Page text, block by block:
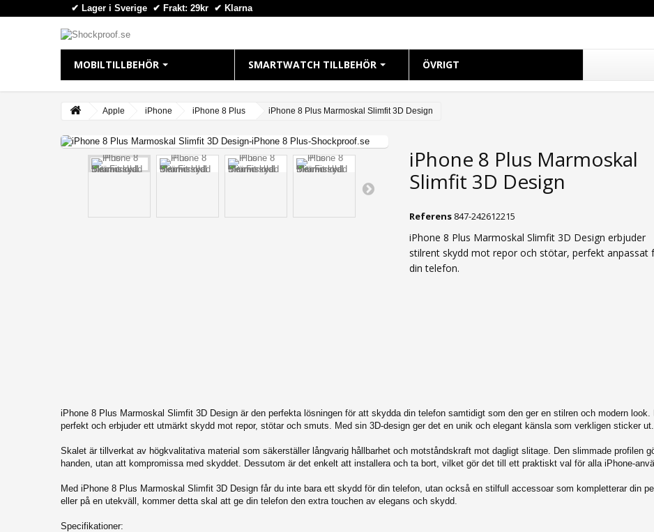
✔ Lager i Sverige ✔ Frakt: 29kr ✔ Klarna
MOBILTILLBEHÖR
iPhone 16 Pro Max
iPhone 16 Pro
iPhone 15 Pro Max
iPhone 13 Pro
iPhone 13
iPhone 13 Mini
iPhone 12 Mini
iPhone 12 Pro Max
SMARTWATCH TILLBEHÖR
Apple Watch 40mm
Apple Watch 41mm
Apple Watch 44mm
ÖVRIGT
Apple iPhone iPhone 8 Plus iPhone 8 Plus Marmoskal Slimfit 3D Design
iPhone 8 Plus Marmoskal
Slimfit 3D Design
Referens 847-242612215
iPhone 8 Plus Marmoskal Slimfit 3D Design erbjuder
stilrent skydd mot repor och stötar, perfekt anpassat
din telefon.
iPhone 8 Plus Marmoskal Slimfit 3D Design är den perfekta lösningen för att skydda din telefon samtidigt som den ger en stilren och modern
perfekt och erbjuder ett utmärkt skydd mot repor, stötar och smuts. Med sin 3D-design ger det en unik och elegant känsla som verkligen sticker ut.
Skalet är tillverkat av högkvalitativa material som säkerställer långvarig hållbarhet och motståndskraft mot dagligt slitage. Den slimmade profilen
handen, utan att kompromissa med skyddet. Dessutom är det enkelt att installera och ta bort, vilket gör det till ett praktiskt val för alla iPhone-
Med iPhone 8 Plus Marmoskal Slimfit 3D Design får du inte bara ett skydd för din telefon, utan också en stilfull accessoar som kompletterar din
eller på en utekväll, kommer detta skal att ge din telefon den extra touchen av elegans och skydd.
Specifikationer: